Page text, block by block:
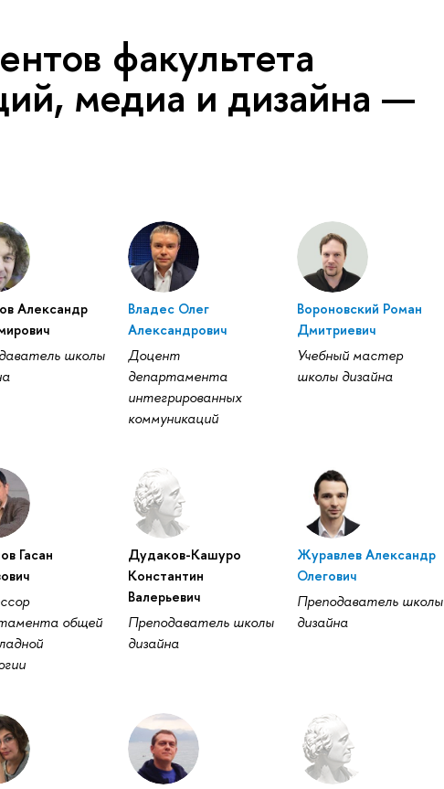
факультета
медиа и дизайна —
Александр
школы
Владес Олег
Александрович
Доцент
департамента
интегрированных
коммуникаций
Вороновский Роман
Дмитриевич
Учебный мастер
школы дизайна
Гасан
общей
Дудаков-Кашуро
Константин
Валерьевич
Преподаватель школы
дизайна
Журавлев Александр
Олегович
Преподаватель школы
дизайна